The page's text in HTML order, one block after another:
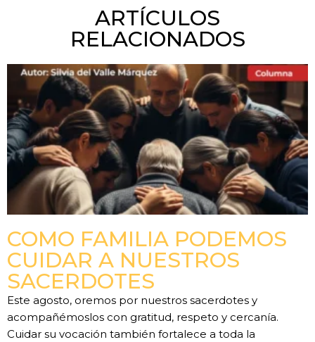
ARTÍCULOS
RELACIONADOS
COMO FAMILIA PODEMOS
CUIDAR A NUESTROS
SACERDOTES
Este agosto, oremos por nuestros sacerdotes y
acompañémoslos con gratitud, respeto y cercanía.
Cuidar su vocación también fortalece a toda la